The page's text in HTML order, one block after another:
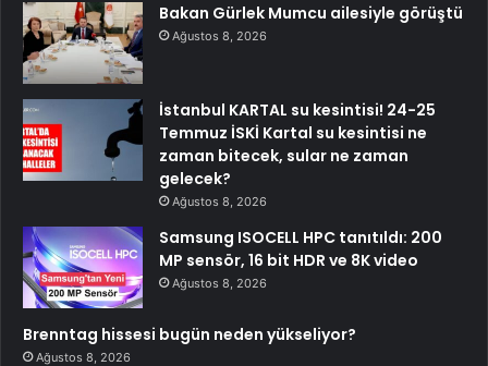
Bakan Gürlek Mumcu ailesiyle görüştü
Ağustos 8, 2026
İstanbul KARTAL su kesintisi! 24-25
Temmuz İSKİ Kartal su kesintisi ne
zaman bitecek, sular ne zaman
gelecek?
Ağustos 8, 2026
Samsung ISOCELL HPC tanıtıldı: 200
MP sensör, 16 bit HDR ve 8K video
Ağustos 8, 2026
Brenntag hissesi bugün neden yükseliyor?
Ağustos 8, 2026